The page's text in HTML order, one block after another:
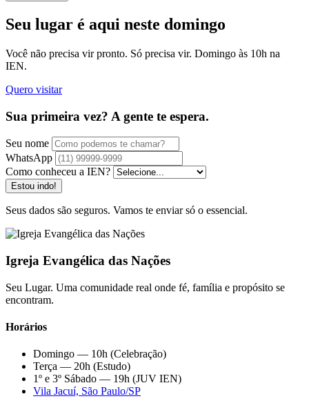
Seu lugar é aqui neste domingo
Você não precisa vir pronto. Só precisa vir. Domingo às 10h na
IEN.
Quero visitar
Sua primeira vez? A gente te espera.
Seu nome
WhatsApp
Como conheceu a IEN?
Estou indo!
Seus dados são seguros. Vamos te enviar só o essencial.
Igreja Evangélica das Nações
Seu Lugar. Uma comunidade real onde fé, família e propósito se
encontram.
Horários
Domingo — 10h (Celebração)
Terça — 20h (Estudo)
1º e 3º Sábado — 19h (JUV IEN)
Vila Jacuí, São Paulo/SP